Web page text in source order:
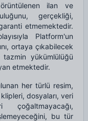
ilan ve
gerçekliği,
etmemektedir.
Platform'un
ortaya çıkabilecek
yükümlülüğü
etmektedir.
her türlü resim,
dosyaları, veri
bu tür